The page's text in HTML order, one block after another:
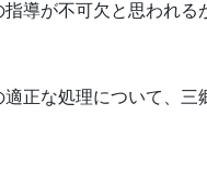
導が不可欠と思われる
正な処理について、